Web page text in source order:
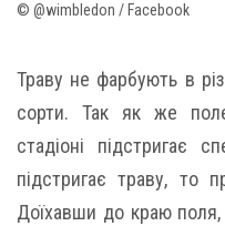
© @wimbledon / Facebook
Траву не фарбують в
сорти. Так як же
стадіоні підстригає
підстригає траву, то
Доїхавши до краю поля,